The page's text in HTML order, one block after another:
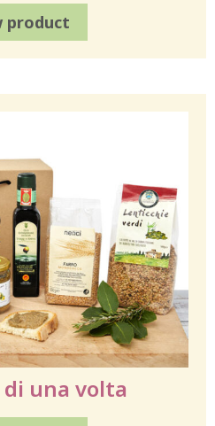
product
una volta